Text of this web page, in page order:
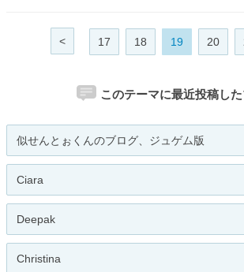
< 17 18 19 20
このテーマに最近投稿し
似せんとぉくんのブログ、ジュゲム版
Ciara
Deepak
Christina